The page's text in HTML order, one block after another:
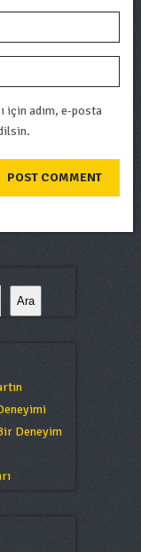
için adım, e-posta
Ara
Deneyim